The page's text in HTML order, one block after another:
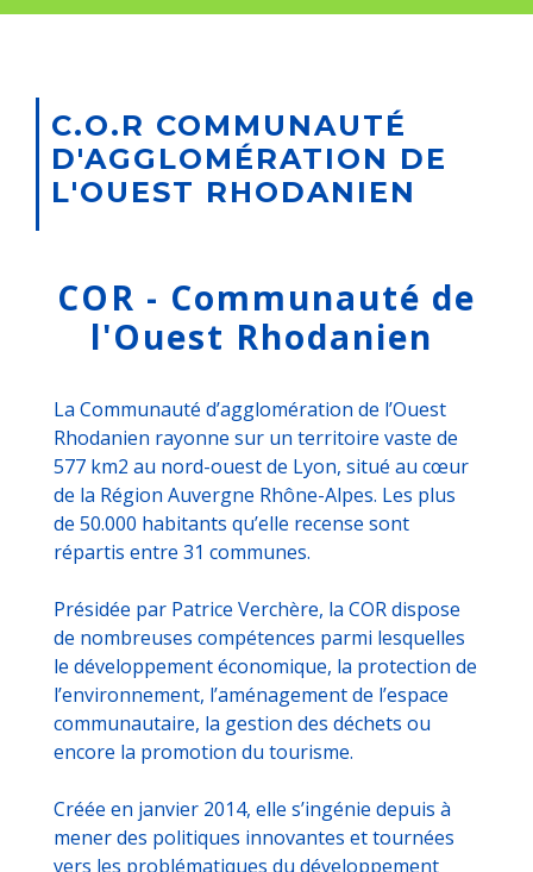
C.O.R COMMUNAUTÉ
D'AGGLOMÉRATION DE
L'OUEST RHODANIEN
COR - Communauté de
l'Ouest Rhodanien
La Communauté d’agglomération de l’Ouest
Rhodanien rayonne sur un territoire vaste de
577 km2 au nord-ouest de Lyon, situé au cœur
de la Région Auvergne Rhône-Alpes. Les plus
de 50.000 habitants qu’elle recense sont
répartis entre 31 communes.
Présidée par Patrice Verchère, la COR dispose
de nombreuses compétences parmi lesquelles
le développement économique, la protection de
l’environnement, l’aménagement de l’espace
communautaire, la gestion des déchets ou
encore la promotion du tourisme.
Créée en janvier 2014, elle s’ingénie depuis à
mener des politiques innovantes et tournées
vers les problématiques du développement